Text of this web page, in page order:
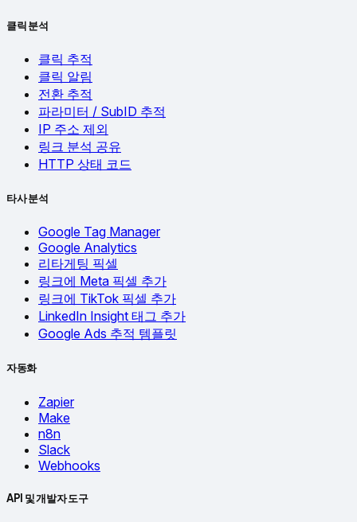
클릭 분석
클릭 추적
클릭 알림
전환 추적
파라미터 / SubID 추적
IP 주소 제외
링크 분석 공유
HTTP 상태 코드
타사 분석
Google Tag Manager
Google Analytics
리타게팅 픽셀
링크에 Meta 픽셀 추가
링크에 TikTok 픽셀 추가
LinkedIn Insight 태그 추가
Google Ads 추적 템플릿
자동화
Zapier
Make
n8n
Slack
Webhooks
API 및 개발자 도구